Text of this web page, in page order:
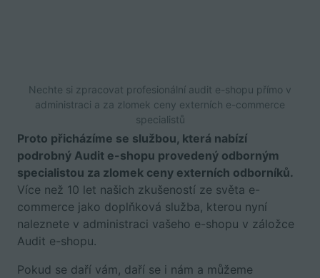
Nechte si zpracovat profesionální audit e-shopu přímo v
administraci a za zlomek ceny externích e-commerce
specialistů
Proto přicházíme se službou, která nabízí
podrobný Audit e-shopu provedený odborným
specialistou za zlomek ceny externích odborníků.
Více než 10 let našich zkušeností ze světa e-
commerce jako doplňková služba, kterou nyní
naleznete v administraci vašeho e-shopu v záložce
Audit e-shopu.
Pokud se daří vám, daří se i nám a můžeme